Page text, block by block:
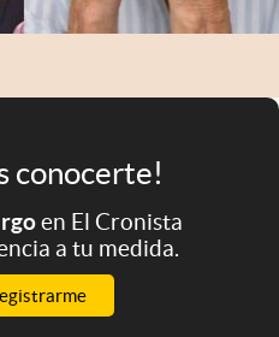
conocerte!
en El Cronista
a tu medida.